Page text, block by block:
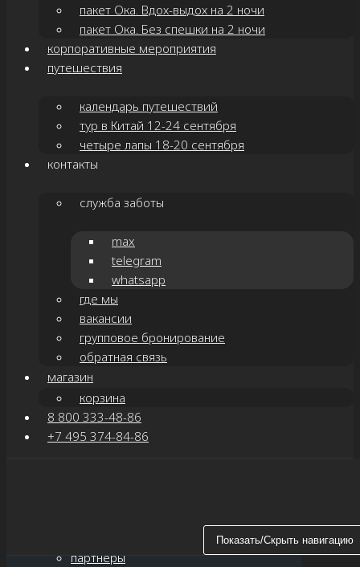
пакет Ока. Вдох-выдох на 2 ночи
пакет Ока. Без спешки на 2 ночи
корпоративные мероприятия
путешествия
календарь путешествий
тур в Китай 12-24 сентября
четыре лапы 18-20 сентября
контакты
служба заботы
max
telegram
whatsapp
где мы
вакансии
групповое бронирование
обратная связь
магазин
корзина
8 800 333-48-86
+7 495 374-84-86
Показать/Скрыть навигацию
партнёры